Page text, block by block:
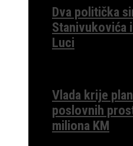
Dva politička
Stanivukovića
Luci
Vlada krije
poslovnih
miliona KM